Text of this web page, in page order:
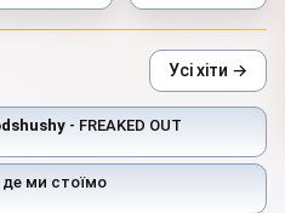
Усі хіти →
- FREAKED OUT
де ми стоїмо